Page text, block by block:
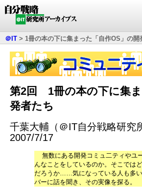
＠IT > 1冊の本の下に集まった「自作OS」の開
第2回 1冊の本の下に集
発者たち
千葉大輔（＠IT自分戦略研究
2007/7/17
無数にある開発コミュ二ティやユ
んなことをしているのか。そこでは
だろうか……気になっている人も多
バーに話を聞き、その実像を探る。